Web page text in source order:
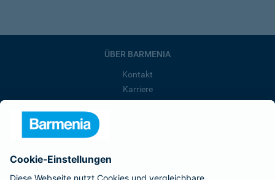
ÜBER BARMENIA
Kontakt
Karriere
Presse
Barmenia ist Teil der BarmeniaGothaer